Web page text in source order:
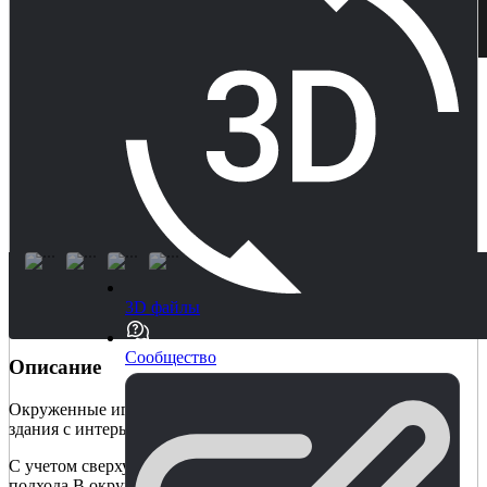
3D файлы
Сообщество
Описание
Окруженные игровые активы на выживание (модульные
здания с интерьерами)
С учетом сверху вниз и недавно добавленного модульного